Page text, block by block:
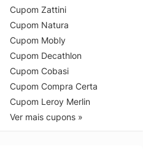
Cupom Zattini
Cupom Natura
Cupom Mobly
Cupom Decathlon
Cupom Cobasi
Cupom Compra Certa
Cupom Leroy Merlin
Ver mais cupons »